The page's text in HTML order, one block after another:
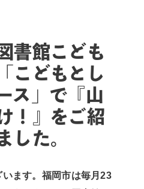
書館こども
こどもとし
ス」で『山
！』をご紹
した。
ます。福岡市は毎月23